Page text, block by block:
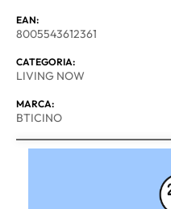
EAN:
8005543612361
CATEGORIA:
LIVING NOW
MARCA:
BTICINO